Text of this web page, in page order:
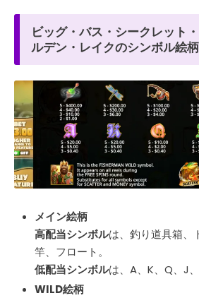
ビッグ・バス・シークレット
ルデン・レイクのシンボル絵柄
メイン絵柄
高配当シンボルは、釣り道具箱、
竿、フロート。
低配当シンボルは、A、K、Q、J、
WILD絵柄